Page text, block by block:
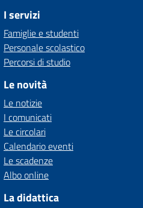
I servizi
Famiglie e studenti
Personale scolastico
Percorsi di studio
Le novità
Le notizie
I comunicati
Le circolari
Calendario eventi
Le scadenze
Albo online
La didattica